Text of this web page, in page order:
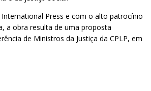
International Press e com o alto patrocínio
a obra resulta de uma proposta
de Ministros da Justiça da CPLP, em